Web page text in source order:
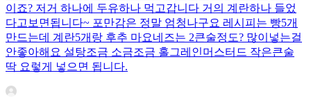
이죠? 저거 하나에 두유하나 먹고갑니다 거의 계란하나 들었
다고보면됩니다~ 포만감은 정말 엄청나구요 레시피는 빵5개
만드는데 계란5개랑 후추 마요네즈는 2큰술정도? 많이넣는걸
안좋아해요 설탕조금 소금조금 홀그레인머스터드 작은큰술
딱 요렇게 넣으면 됩니다.